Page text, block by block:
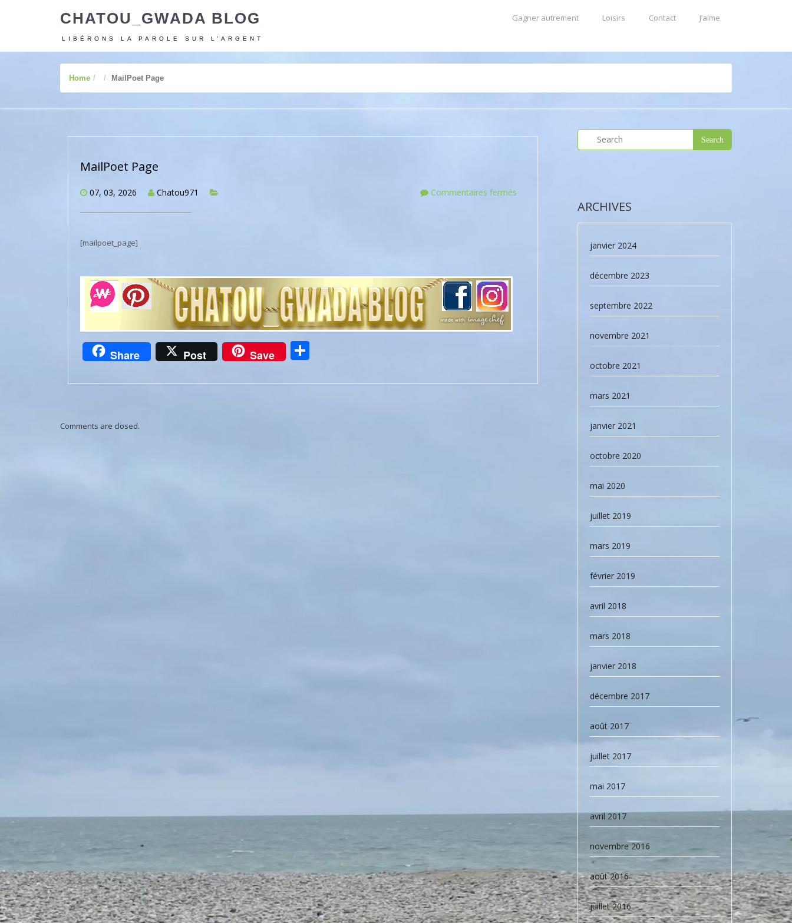
CHATOU_GWADA BLOG
LIBÉRONS LA PAROLE SUR L’ARGENT
Gagner autrement Loisirs Contact J’aime
Home MailPoet Page
MailPoet Page
07, 03, 2026 Chatou971 Commentaires fermés
[mailpoet_page]
Share Post Save
Comments are closed.
ARCHIVES
janvier 2024
décembre 2023
septembre 2022
novembre 2021
octobre 2021
mars 2021
janvier 2021
octobre 2020
mai 2020
juillet 2019
mars 2019
février 2019
avril 2018
mars 2018
janvier 2018
décembre 2017
août 2017
juillet 2017
mai 2017
avril 2017
novembre 2016
août 2016
juillet 2016